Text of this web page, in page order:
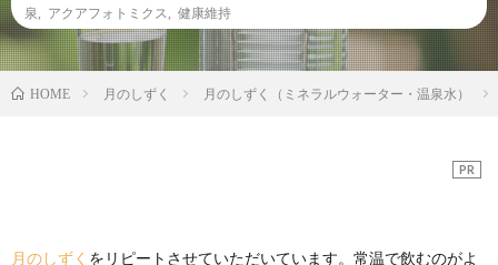
泉
アクアフォトミクス 健康維持
HOME 月のしずく 月のしずく（ミネラルウォーター・温泉水）
PR
月のしずく をリピートさせていただいています。常温で飲むのがよ